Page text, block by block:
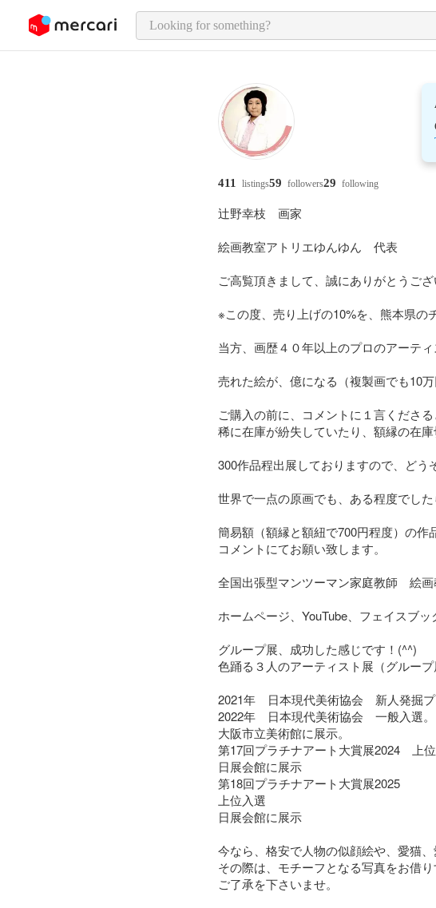
page content
411 listings59 followers29 following
辻野幸枝　画家
絵画教室アトリエゆんゆん　代表
ご高覧頂きまして、誠にありがとうござ
※この度、売り上げの10%を、熊本県の
当方、画歴４０年以上のプロのアーティ
売れた絵が、億になる（複製画でも10
ご購入の前に、コメントに１言くださる
稀に在庫が紛失していたり、額縁の在庫
300作品程出展しておりますので、どう
世界で一点の原画でも、ある程度でし
簡易額（額縁と額紐で700円程度）の作
コメントにてお願い致します。
全国出張型マンツーマン家庭教師　絵
ホームページ、YouTube、フェイスブ
グループ展、成功した感じです！(^^)
色踊る３人のアーティスト展（グループ
2021年　日本現代美術協会　新人発掘プ
2022年　日本現代美術協会　一般入選。
大阪市立美術館に展示。
第17回プラチナアート大賞展2024　上
日展会館に展示
第18回プラチナアート大賞展2025
上位入選
日展会館に展示
今なら、格安で人物の似顔絵や、愛猫
その際は、モチーフとなる写真をお借り
ご了承を下さいませ。